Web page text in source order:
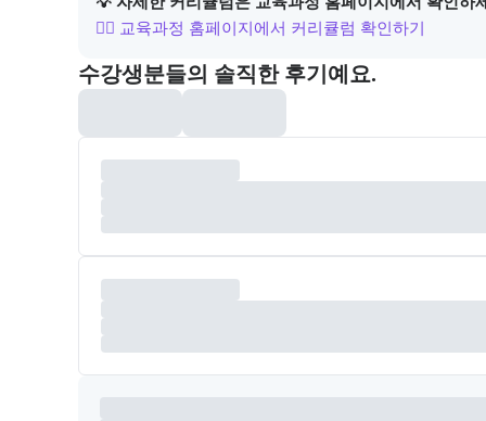
👉🏻 교육과정 홈페이지에서 커리큘럼 확인하기
포폴&후기
수강생분들의 솔직한 후기예요.